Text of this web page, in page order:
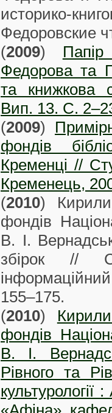
историко-
Федоровские
(2009)
Федорова та
та книжкова
Вип. 13. С.
(2009)
фондів
Кременці //
Кременець,
(2010)
фондів
В. І.
збірок //
155–175.
(2010)
фондів
В. І.
Рівного та